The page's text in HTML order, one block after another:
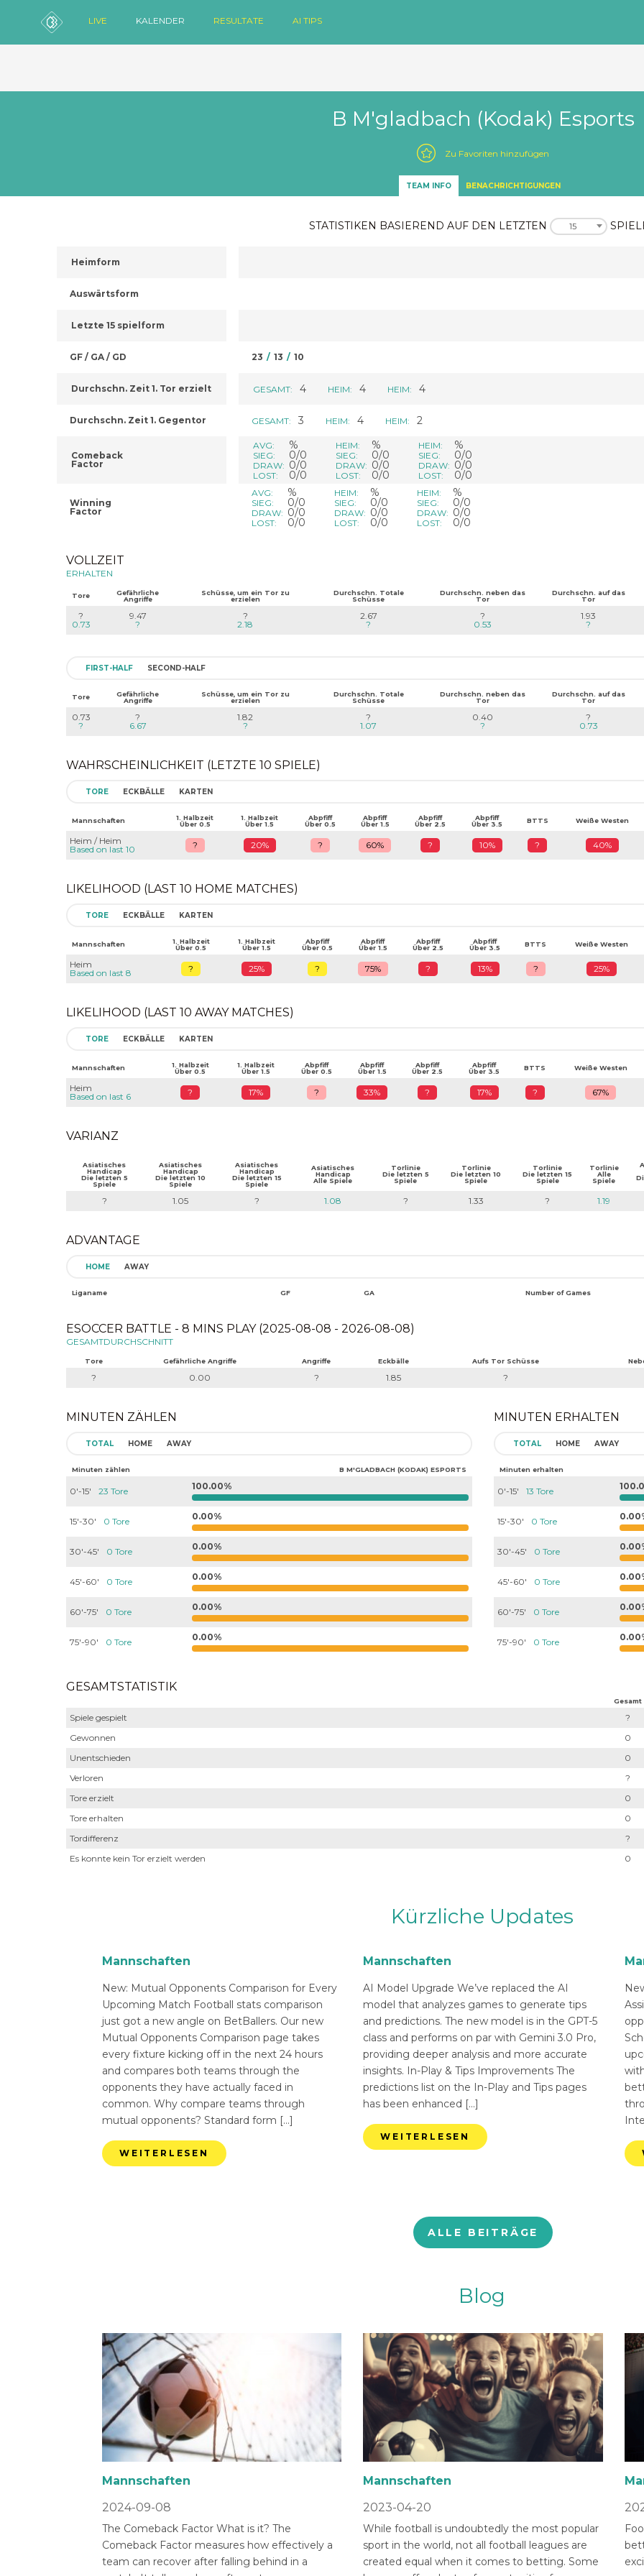
LIVE KALENDER RESULTATE AI TIPS
B M'gladbach (Kodak) Esports
Zu Favoriten hinzufügen
TEAM INFO BENACHRICHTIGUNGEN
STATISTIKEN BASIEREND AUF DEN LETZTEN 15
Heimform
Auswärtsform
Letzte 15 spielform
GF / GA / GD
Durchschn. Zeit 1. Tor erzielt
Durchschn. Zeit 1. Gegentor
Comeback
Factor
Winning
Factor
23 / 13 / 10
GESAMT: 4 HEIM: 4 HEIM: 4
GESAMT: 3 HEIM: 4 HEIM: 2
AVG: %
SIEG: 0/0
DRAW: 0/0
LOST: 0/0
HEIM: %
SIEG: 0/0
DRAW: 0/0
LOST: 0/0
HEIM: %
SIEG: 0/0
DRAW: 0/0
LOST: 0/0
AVG: %
SIEG: 0/0
DRAW: 0/0
LOST: 0/0
HEIM: %
SIEG: 0/0
DRAW: 0/0
LOST: 0/0
HEIM: %
SIEG: 0/0
DRAW: 0/0
LOST: 0/0
VOLLZEIT
ERHALTEN
Tore
Gefährliche
Angriffe
Schüsse, um ein Tor zu
erzielen
Durchschn. Totale
Schüsse
Durchschn. neben das
Tor
Durchschn. auf das
Tor
?
0.73
9.47
?
?
2.18
2.67
?
?
0.53
1.93
?
FIRST-HALF SECOND-HALF
Tore
Gefährliche
Angriffe
Schüsse, um ein Tor zu
erzielen
Durchschn. Totale
Schüsse
Durchschn. neben das
Tor
Durchschn. auf das
Tor
0.73
?
?
6.67
1.82
?
?
1.07
0.40
?
?
0.73
WAHRSCHEINLICHKEIT (LETZTE 10 SPIELE)
TORE ECKBÄLLE KARTEN
Mannschaften
1. Halbzeit
Über 0.5
1. Halbzeit
Über 1.5
Abpfiff
Über 0.5
Abpfiff
Über 1.5
Abpfiff
Über 2.5
Abpfiff
Über 3.5
BTTS Weiße Westen
Heim / Heim
Based on last 10
? 20% ? 60% ? 10% ? 40%
LIKELIHOOD (LAST 10 HOME MATCHES)
TORE ECKBÄLLE KARTEN
Mannschaften
1. Halbzeit
Über 0.5
1. Halbzeit
Über 1.5
Abpfiff
Über 0.5
Abpfiff
Über 1.5
Abpfiff
Über 2.5
Abpfiff
Über 3.5
BTTS Weiße Westen
Heim
Based on last 8
? 25% ? 75% ? 13% ? 25%
LIKELIHOOD (LAST 10 AWAY MATCHES)
TORE ECKBÄLLE KARTEN
Mannschaften
1. Halbzeit
Über 0.5
1. Halbzeit
Über 1.5
Abpfiff
Über 0.5
Abpfiff
Über 1.5
Abpfiff
Über 2.5
Abpfiff
Über 3.5
BTTS Weiße Westen
Heim
Based on last 6
? 17% ? 33% ? 17% ? 67%
VARIANZ
Asiatisches
Handicap
Die letzten 5
Spiele
Asiatisches
Handicap
Die letzten 10
Spiele
Asiatisches
Handicap
Die letzten 15
Spiele
Asiatisches
Handicap
Alle Spiele
Torlinie
Die letzten 5
Spiele
Torlinie
Die letzten 10
Spiele
Torlinie
Die letzten 15
Spiele
Torlinie
Alle
Spiele
? 1.05 ? 1.08 ? 1.33 ? 1.19
ADVANTAGE
HOME AWAY
Liganame GF GA Number of Games
ESOCCER BATTLE - 8 MINS PLAY (2025-08-08 - 2026-08-08)
GESAMTDURCHSCHNITT
Tore Gefährliche Angriffe Angriffe Eckbälle Aufs Tor Schüsse
? 0.00 ? 1.85 ?
MINUTEN ZÄHLEN
TOTAL HOME AWAY
Minuten zählen B M'GLADBACH (KODAK) ESPORTS
0'-15' 23 Tore 100.00%
15'-30' 0 Tore 0.00%
30'-45' 0 Tore 0.00%
45'-60' 0 Tore 0.00%
60'-75' 0 Tore 0.00%
75'-90' 0 Tore 0.00%
MINUTEN ERHALTEN
TOTAL HOME AWAY
Minuten erhalten
0'-15' 13 Tore
15'-30' 0 Tore
30'-45' 0 Tore
45'-60' 0 Tore
60'-75' 0 Tore
75'-90' 0 Tore
GESAMTSTATISTIK
Gesamt
Spiele gespielt ?
Gewonnen
0
Unentschieden
0
Verloren
?
Tore erzielt
0
Tore erhalten
0
Tordifferenz
?
Es konnte kein Tor erzielt werden
0
Kürzliche Updates
Mannschaften
New: Mutual Opponents Comparison for Every
Upcoming Match Football stats comparison
just got a new angle on BetBallers. Our new
Mutual Opponents Comparison page takes
every fixture kicking off in the next 24 hours
and compares both teams through the
opponents they have actually faced in
common. Why compare teams through
mutual opponents? Standard form […]
WEITERLESEN
Mannschaften
AI Model Upgrade We’ve replaced the AI
model that analyzes games to generate tips
and predictions. The new model is in the GPT-5
class and performs on par with Gemini 3.0 Pro,
providing deeper analysis and more accurate
insights. In-Play & Tips Improvements The
predictions list on the In-Play and Tips pages
has been enhanced […]
WEITERLESEN
ALLE BEITRÄGE
Blog
Mannschaften
2024-09-08
The Comeback Factor What is it? The
Comeback Factor measures how effectively a
team can recover after falling behind in a
Mannschaften
2023-04-20
While football is undoubtedly the most popular
sport in the world, not all football leagues are
created equal when it comes to betting. Some